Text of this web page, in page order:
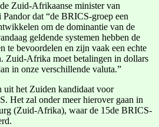
Zuid-Afrikaanse minister van
dat “de BRICS-groep een
om de dominantie van de
geldende systemen hebben de
te bevoordelen en zijn vaak een echte
Zuid-Afrika moet betalingen in dollars
in onze verschillende valuta.”
uit het Zuiden kandidaat voor
Het zal onder meer hierover gaan in
(Zuid-Afrika), waar de 15de BRICS-